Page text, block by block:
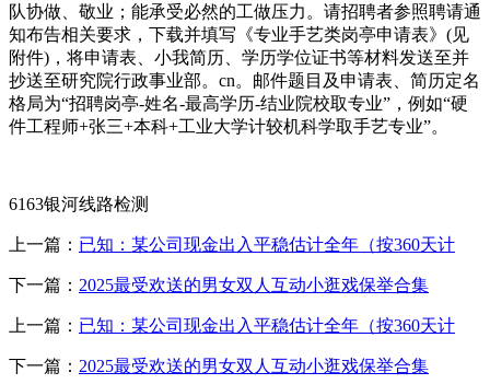
队协做、敬业；能承受必然的工做压力。请招聘者参照聘请通
知布告相关要求，下载并填写《专业手艺类岗亭申请表》(见
附件)，将申请表、小我简历、学历学位证书等材料发送至并
抄送至研究院行政事业部。cn。邮件题目及申请表、简历定名
格局为“招聘岗亭-姓名-最高学历-结业院校取专业”，例如“硬
件工程师+张三+本科+工业大学计较机科学取手艺专业”。
6163银河线路检测
上一篇： 已知：某公司现金出入平稳估计全年（按360天计
下一篇： 2025最受欢送的男女双人互动小逛戏保举合集
上一篇： 已知：某公司现金出入平稳估计全年（按360天计
下一篇： 2025最受欢送的男女双人互动小逛戏保举合集